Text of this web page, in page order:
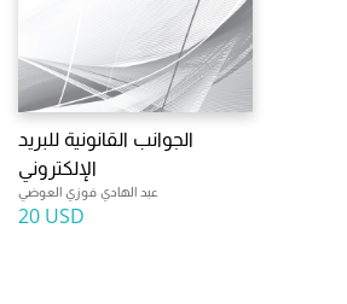
الجوانب القانونية للبريد
الإلكتروني
عبد الهادي فوزي العوضي
20 USD